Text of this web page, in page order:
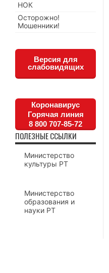
НОК
Осторожно!
Мошенники!
Версия для
слабовидящих
Коронавирус
Горячая линия
8 800 707-85-72
ПОЛЕЗНЫЕ ССЫЛКИ
Министерство
культуры РТ
Министерство
образования и
науки РТ